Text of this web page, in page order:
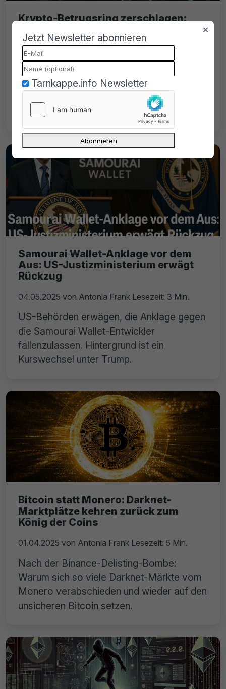
Krypto-Betrugsring zerschlagen:
01.07.2025
Europol hat einen Krypto-Betrugsring
ausgehoben. Der Schaden beläuft sich auf
540 Millionen Euro, es gab 42 Festnahmen
in sechs Ländern.
Samourai Wallet-Anklage vor dem
Aus: US-Justizministerium erwägt
Rückzug
04.05.2025 von Antonia Frank Lesezeit: 3 Min.
US-Behörden erwägen, die Anklage gegen
die Samourai Wallet-Entwickler
fallenzulassen. Hintergrund ist ein
Kurswechsel unter Trump.
Bitcoin statt Monero: Darknet-
Marktplätze kehren zurück zum
König der Coins
01.04.2025 von Antonia Frank Lesezeit: 5 Min.
Nach der Binance-Delisting-Bombe:
Warum sich so viele Darknet-Märkte vom
Monero verabschieden und wieder auf den
unsicheren Bitcoin setzen.
×
Jetzt Newsletter abonnieren
Tarnkappe.info Newsletter